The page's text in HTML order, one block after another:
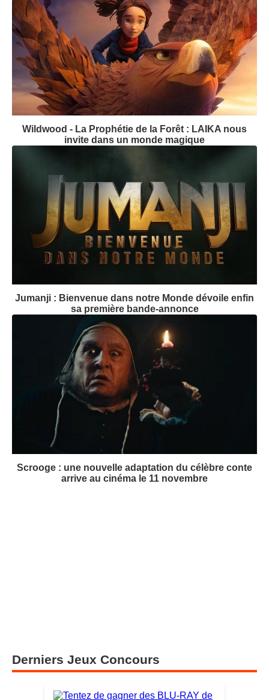
Wildwood - La Prophétie de la Forêt : LAIKA nous
invite dans un monde magique
Jumanji : Bienvenue dans notre Monde dévoile enfin
sa première bande-annonce
Scrooge : une nouvelle adaptation du célèbre conte
arrive au cinéma le 11 novembre
Derniers Jeux Concours